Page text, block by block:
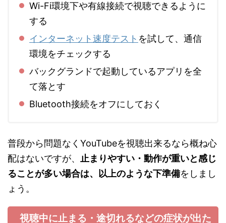
Wi-Fi環境下や有線接続で視聴できるように
する
インターネット速度テスト を試して、通信
環境をチェックする
バックグランドで起動しているアプリを全
て落とす
Bluetooth接続をオフにしておく
普段から問題なくYouTubeを視聴出来るなら概ね心
配はないですが、
止まりやすい・動作が重いと感じ
ることが多い場合は、以上のような下準備をしまし
ょう。
視聴中に止まる・途切れるなどの症状が出た